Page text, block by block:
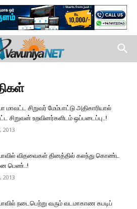
மாவட்ட சிறுவர் மேம்பாட்டு அதிகாரியால்
சிறுவன் உறவினர்களிடம் ஒப்படைப்பு..!
2013
விதவைகள் தினத்தில் கலந்து கொண்ட
பெண்..!
2013
நடைபெற்று வரும் வடமாகாண கபடிப்